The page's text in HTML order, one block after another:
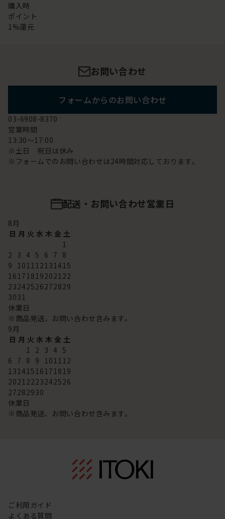
購入時
ポイント
1%還元
お問い合わせ
フォームからのお問い合わせ
03-6908-8370
営業時間
13:30～17:00
※土日 祝日は休み
※フォームでのお問い合わせは24時間対応しております。
配送・お問い合わせ営業日
8月
日 月 火 水 木 金 土
1
2 3 4 5 6 7 8
9 101112131415
16171819202122
23242526272829
3031
休業日
※商品発送、お問い合わせ含みます。
9月
日 月 火 水 木 金 土
1 2 3 4 5
6 7 8 9 101112
13141516171819
20212223242526
27282930
休業日
※商品発送、お問い合わせ含みます。
ご利用ガイド
よくある質問